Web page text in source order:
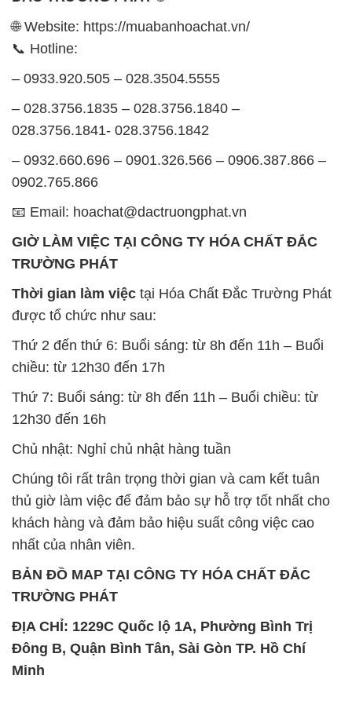
12h30 đến 16h
thủ giờ làm việc để đảm bảo sự hỗ trợ tốt nhất cho
khách hàng và đảm bảo hiệu suất công việc cao
nhất của nhân viên.
BẢN ĐỒ MAP TẠI CÔNG TY HÓA CHẤT ĐẮC
TRƯỜNG PHÁT
ĐỊA CHỈ: 1229C Quốc lộ 1A, Phường Bình Trị
Đông B, Quận Bình Tân, Sài Gòn TP. Hồ Chí
Minh
SẢN PHẨM TƯƠNG TỰ